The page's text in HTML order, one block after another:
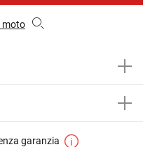
moto
garanzia